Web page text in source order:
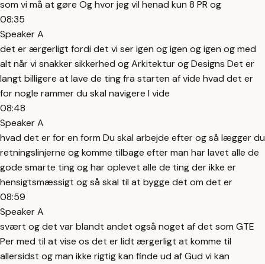
som vi må at gøre Og hvor jeg vil henad kun 8 PR og
08:35
Speaker A
det er ærgerligt fordi det vi ser igen og igen og igen og med
alt når vi snakker sikkerhed og Arkitektur og Designs Det er
langt billigere at lave de ting fra starten af vide hvad det er
for nogle rammer du skal navigere I vide
08:48
Speaker A
hvad det er for en form Du skal arbejde efter og så lægger du
retningslinjerne og komme tilbage efter man har lavet alle de
gode smarte ting og har oplevet alle de ting der ikke er
hensigtsmæssigt og så skal til at bygge det om det er
08:59
Speaker A
svært og det var blandt andet også noget af det som GTE
Per med til at vise os det er lidt ærgerligt at komme til
allersidst og man ikke rigtig kan finde ud af Gud vi kan